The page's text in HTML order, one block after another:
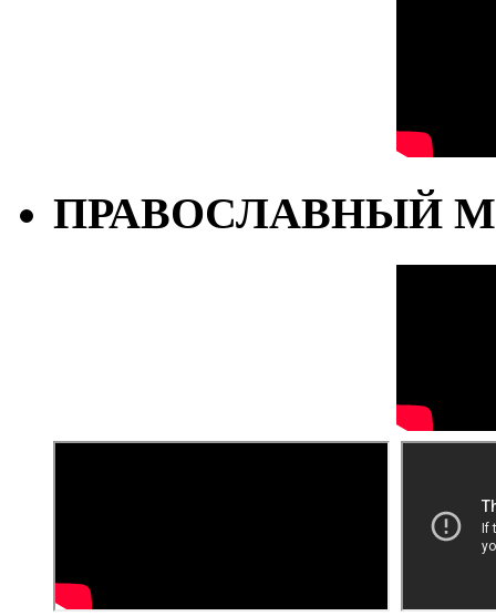
ПРАВОСЛАВНЫЙ